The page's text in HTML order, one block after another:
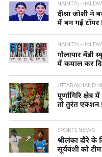
NAINITAL-
दीश्रा जोशी ने
में बन गई टॉपर
NAINITAL-
गौलापार वेंडी
में कमाल कर
UTTARAKHAND
पूर्णागिरि
तो तुरंत एक्शन
SPORTS NEWS
श्रीलंका दौरे के
सूर्यवंशी को